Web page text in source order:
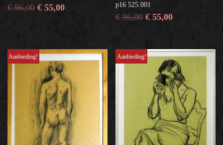
€96,00 € 55,00
p16 525.001
€96,00 € 55,00
Aanbieding! Aanbieding!